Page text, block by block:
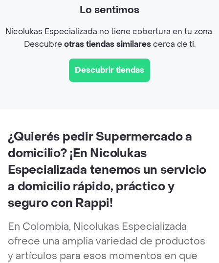
Lo sentimos
Nicolukas Especializada no tiene cobertura en tu zona.
Descubreotras tiendas similarescerca de ti.
Descubrir tiendas
¿Quierés pedir Supermercado a
domicilio? ¡En Nicolukas
Especializada tenemos un servicio
a domicilio rápido, práctico y
seguro con Rappi!
En Colombia, Nicolukas Especializada
ofrece una amplia variedad de productos
y artículos para esos momentos en que